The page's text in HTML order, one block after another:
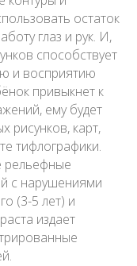
остаток
глаз и рук. И,
способствует
и восприятию
привыкнет к
ему будет
рисунков, карт,
тифлографики.
рельефные
с нарушениями
(3-5 лет) и
издает